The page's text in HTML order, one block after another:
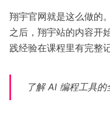
翔宇官网就是这么做的
之后，翔宇站的内容开
践经验在课程里有完整记
了解 AI 编程工具